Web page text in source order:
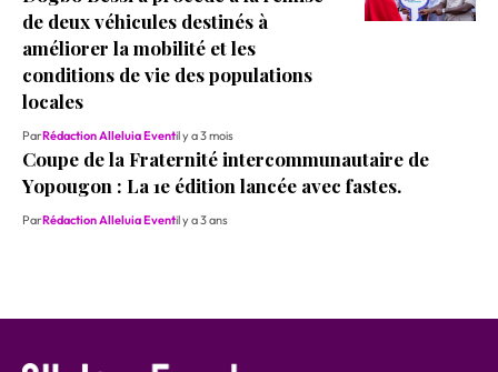
de deux véhicules destinés à
améliorer la mobilité et les
conditions de vie des populations
locales
ParRédaction Alleluia Eventil y a 3 mois
Coupe de la Fraternité intercommunautaire de
Yopougon : La 1e édition lancée avec fastes.
ParRédaction Alleluia Eventil y a 3 ans